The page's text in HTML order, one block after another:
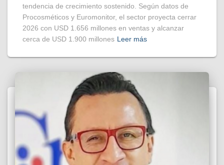
tendencia de crecimiento sostenido. Según datos de
Procosméticos y Euromonitor, el sector proyecta cerrar
2026 con USD 1.656 millones en ventas y alcanzar
cerca de USD 1.900 millones Leer más